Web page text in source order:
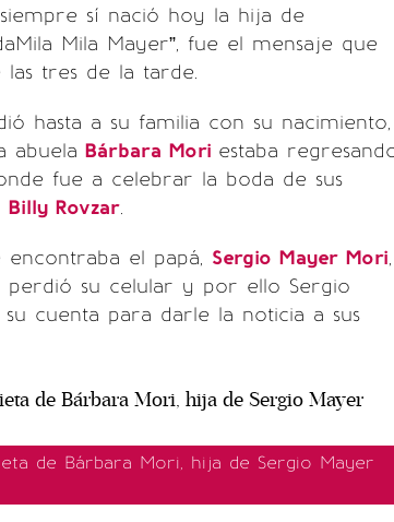
sí nació hoy la hija de
Mila Mayer”, fue el mensaje que
tres de la tarde.
hasta a su familia con su nacimiento,
abuela Bárbara Mori estaba
fue a celebrar la boda de sus
Billy Rovzar.
encontraba el papá, Sergio Mayer Mori,
perdió su celular y por ello Sergio
cuenta para darle la noticia a sus
de Bárbara Mori, hija de Sergio Mayer